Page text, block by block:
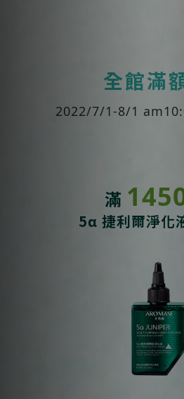
全館滿
2022/7/1-8/1
滿
5α 捷利爾淨化